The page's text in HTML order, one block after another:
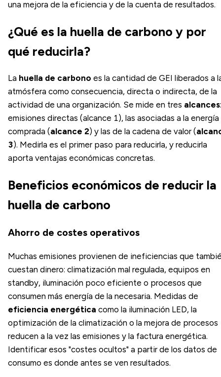
una mejora de la eficiencia y de la cuenta de resultados.
¿Qué es la huella de carbono y por
qué reducirla?
La huella de carbono es la cantidad de GEI liberados a
atmósfera como consecuencia, directa o indirecta, de la
actividad de una organización. Se mide en tres alcances:
emisiones directas (alcance 1), las asociadas a la energía
comprada (alcance 2) y las de la cadena de valor (
3). Medirla es el primer paso para reducirla, y reducirla
aporta ventajas económicas concretas.
Beneficios económicos de reducir la
huella de carbono
Ahorro de costes operativos
Muchas emisiones provienen de ineficiencias que
cuestan dinero: climatización mal regulada, equipos en
standby, iluminación poco eficiente o procesos que
consumen más energía de la necesaria. Medidas de
eficiencia energética como la iluminación LED, la
optimización de la climatización o la mejora de procesos
reducen a la vez las emisiones y la factura energética.
Identificar esos "costes ocultos" a partir de los datos de
consumo es donde antes se ven resultados.